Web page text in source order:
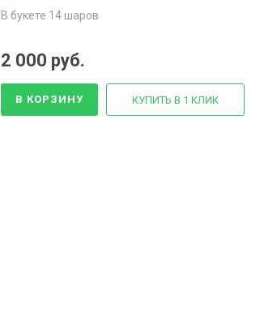
В букете 14 шаров
2 000 руб.
В КОРЗИНУ КУПИТЬ В 1 КЛИК